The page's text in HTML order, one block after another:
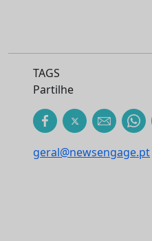
TAGS
Partilhe
geral@newsengage.pt